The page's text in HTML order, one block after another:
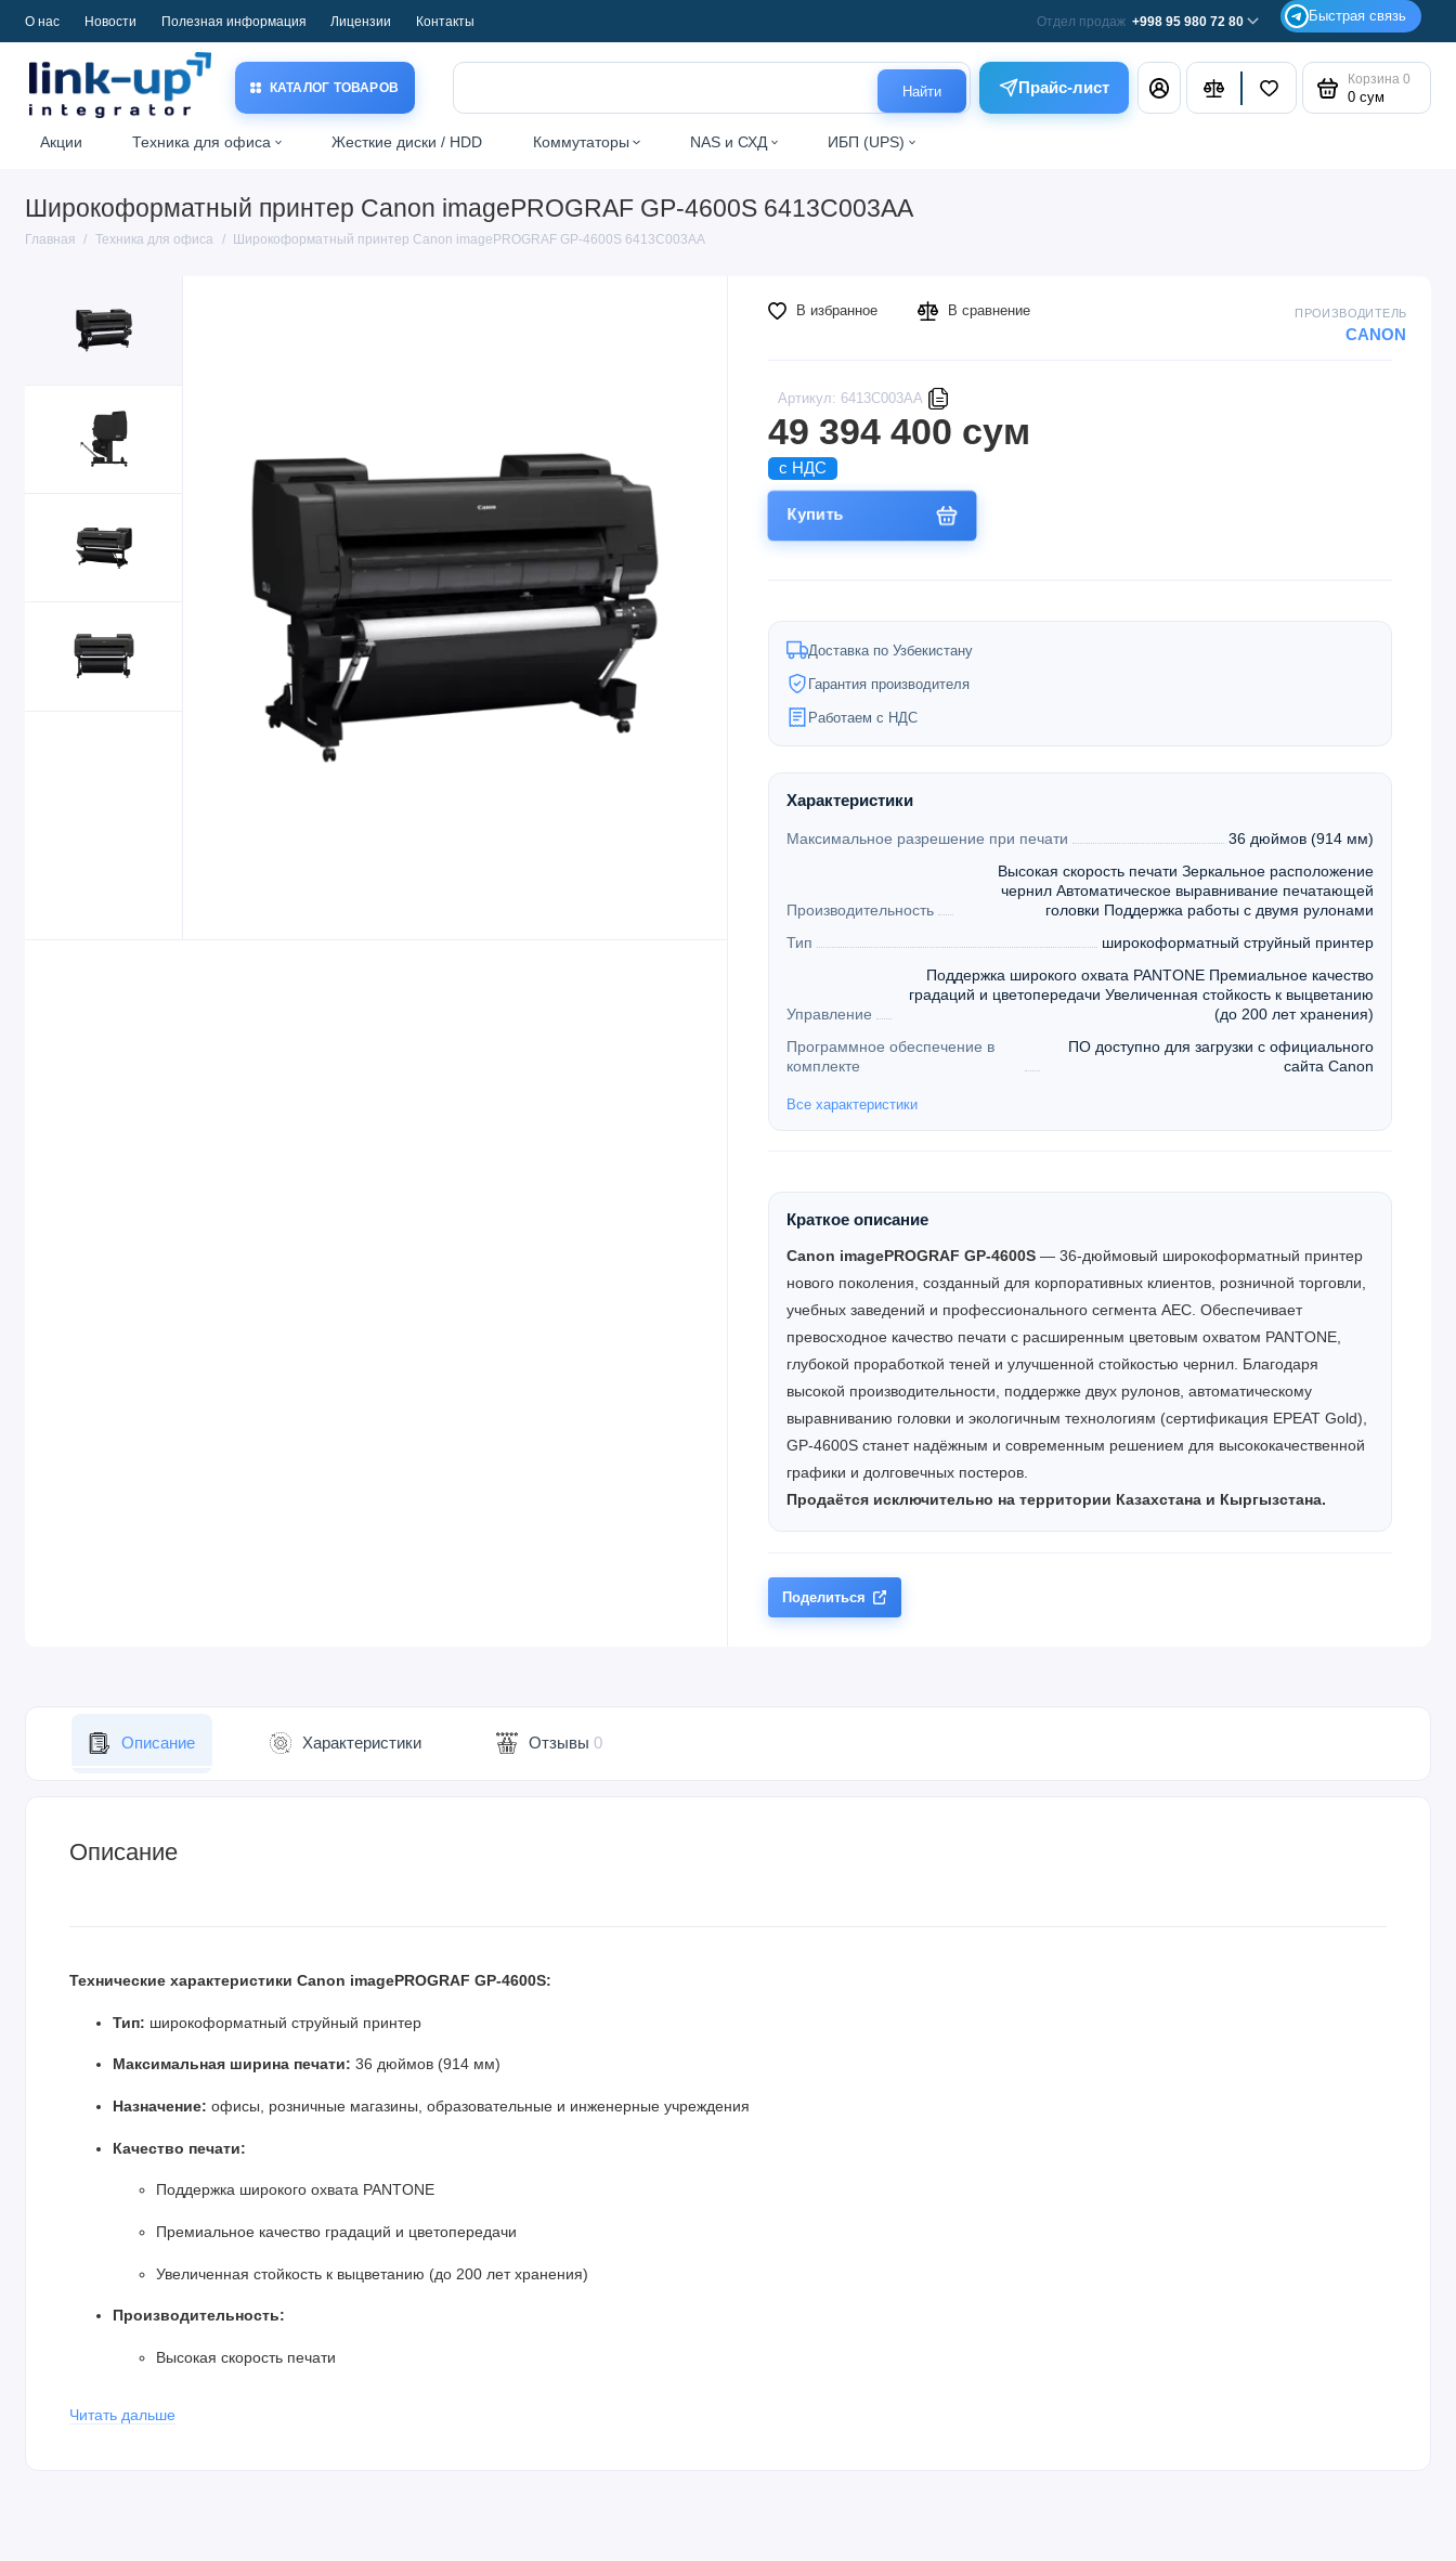
О нас Новости Полезная информация Лицензии Контакты Отдел продаж +998 95 980 72 80
КАТАЛОГ ТОВАРОВ Найти Прайс-лист Корзина 0
0 сум
Акции Техника для офиса Жесткие диски / HDD Коммутаторы NAS и СХД ИБП (UPS)
Широкоформатный принтер Canon imagePROGRAF GP-4600S 6413C003AA
Главная Техника для офиса Широкоформатный принтер Canon imagePROGRAF GP-4600S 6413C003AA
Артикул: 6413C003AA
CANON
ПРОИЗВОДИТЕЛЬ
49 394 400 сум
с НДС
Купить
Доставка по Узбекистану
Гарантия производителя
Работаем с НДС
В избранное В сравнение
Характеристики
Максимальное разрешение при печати 36 дюймов (914 мм)
Производительность
Высокая скорость печати Зеркальное расположение
чернил Автоматическое выравнивание печатающей
головки Поддержка работы с двумя рулонами
Тип
широкоформатный струйный принтер
Управление
Поддержка широкого охвата PANTONE Премиальное качество
градаций и цветопередачи Увеличенная стойкость к выцветанию
(до 200 лет хранения)
Программное обеспечение в
комплекте
ПО доступно для загрузки с официального
сайта Canon
Все характеристики
Краткое описание
Canon imagePROGRAF GP-4600S— 36-дюймовый широкоформатный принтер
нового поколения, созданный для корпоративных клиентов, розничной торговли,
учебных заведений и профессионального сегмента AEC. Обеспечивает
превосходное качество печати с расширенным цветовым охватом PANTONE,
глубокой проработкой теней и улучшенной стойкостью чернил. Благодаря
высокой производительности, поддержке двух рулонов, автоматическому
выравниванию головки и экологичным технологиям (сертификация EPEAT Gold),
GP-4600S станет надёжным и современным решением для высококачественной
графики и долговечных постеров.
Продаётся исключительно на территории Казахстана и Кыргызстана.
Поделиться
Описание Характеристики Отзывы 0
Описание
Технические характеристики Canon imagePROGRAF GP-4600S:
Тип: широкоформатный струйный принтер
Максимальная ширина печати: 36 дюймов (914 мм)
Назначение: офисы, розничные магазины, образовательные и инженерные учреждения
Качество печати:
Поддержка широкого охвата PANTONE
Премиальное качество градаций и цветопередачи
Увеличенная стойкость к выцветанию (до 200 лет хранения)
Производительность:
Высокая скорость печати
Читать дальше